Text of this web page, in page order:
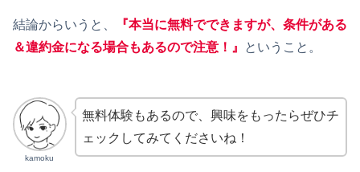
結論からいうと、
『本当に無料でできますが、条件がある
＆違約金になる場合もあるので注意！』
ということ。
kamoku
無料体験もあるので、興味をもったらぜひチ
ェックしてみてくださいね！